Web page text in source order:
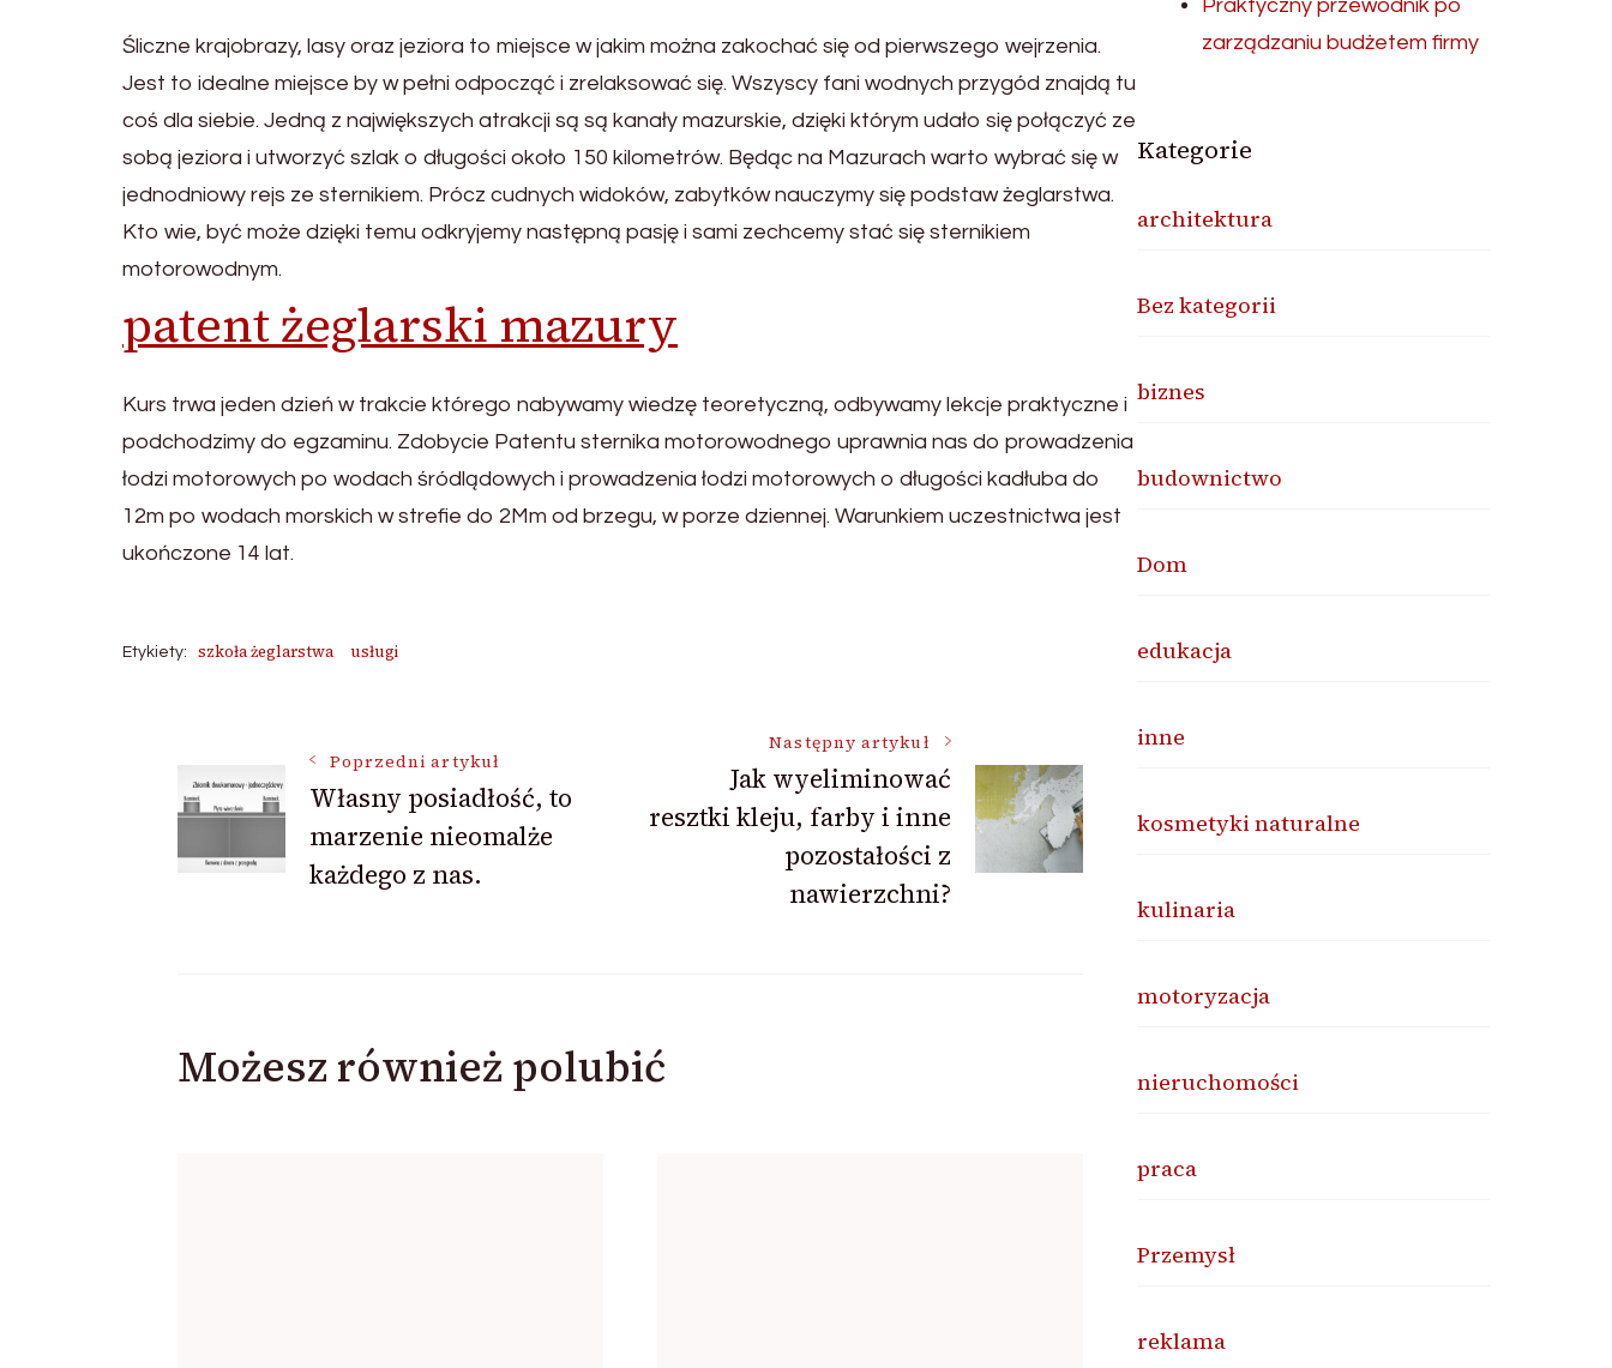
Śliczne krajobrazy, lasy oraz jeziora to miejsce w jakim można zakochać się od pierwszego wejrzenia.
Jest to idealne miejsce by w pełni odpocząć i zrelaksować się. Wszyscy fani wodnych przygód znajdą tu
coś dla siebie. Jedną z największych atrakcji są są kanały mazurskie, dzięki którym udało się połączyć ze
sobą jeziora i utworzyć szlak o długości około 150 kilometrów. Będąc na Mazurach warto wybrać się w
jednodniowy rejs ze sternikiem. Prócz cudnych widoków, zabytków nauczymy się podstaw żeglarstwa.
Kto wie, być może dzięki temu odkryjemy następną pasję i sami zechcemy stać się sternikiem
motorowodnym.
patent żeglarski mazury
Kurs trwa jeden dzień w trakcie którego nabywamy wiedzę teoretyczną, odbywamy lekcje praktyczne i
podchodzimy do egzaminu. Zdobycie Patentu sternika motorowodnego uprawnia nas do prowadzenia
łodzi motorowych po wodach śródlądowych i prowadzenia łodzi motorowych o długości kadłuba do
12m po wodach morskich w strefie do 2Mm od brzegu, w porze dziennej. Warunkiem uczestnictwa jest
ukończone 14 lat.
Etykiety: szkoła żeglarstwa usługi
Nawigacja
wpisu
Poprzedni artykuł
Własny posiadłość, to
marzenie nieomalże
każdego z nas.
Następny artykuł
Jak wyeliminować
resztki kleju, farby i inne
pozostałości z
nawierzchni?
Możesz również polubić
Praktyczny przewodnik po
zarządzaniu budżetem firmy
Kategorie
architektura
Bez kategorii
biznes
budownictwo
Dom
edukacja
inne
kosmetyki naturalne
kulinaria
motoryzacja
nieruchomości
praca
Przemysł
reklama